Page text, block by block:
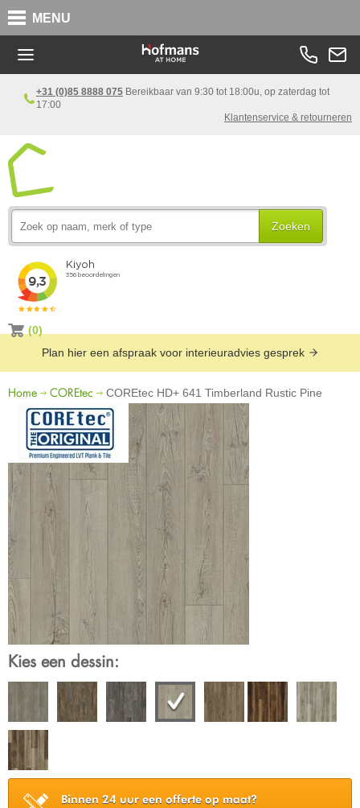
MENU
+31 (0)85 8888 075 Bereikbaar van 9:30 tot 18:00u, op zaterdag tot
17:00
Klantenservice & retourneren
Zoeken
(0)
Plan hier een afspraak voor interieuradvies gesprek
Home COREtec COREtec HD+ 641 Timberland Rustic Pine
Kies een dessin:
Binnen 24 uur een offerte op maat?